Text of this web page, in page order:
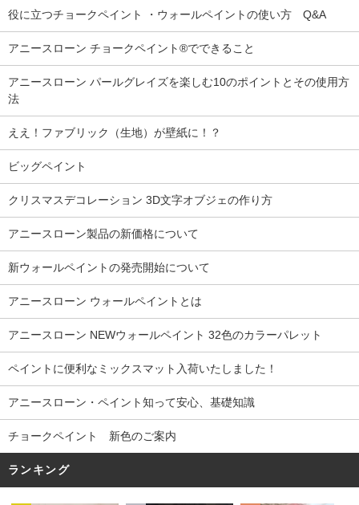
役に立つチョークペイント ・ウォールペイントの使い方 Q&A
アニースローン チョークペイント®でできること
アニースローン パールグレイズを楽しむ10のポイントとその使用方
法
ええ！ファブリック（生地）が壁紙に！？
ビッグペイント
クリスマスデコレーション 3D文字オブジェの作り方
アニースローン製品の新価格について
新ウォールペイントの発売開始について
アニースローン ウォールペイントとは
アニースローン NEWウォールペイント 32色のカラーパレット
ペイントに便利なミックスマット入荷いたしました！
アニースローン・ペイント知って安心、基礎知識
チョークペイント 新色のご案内
ランキング